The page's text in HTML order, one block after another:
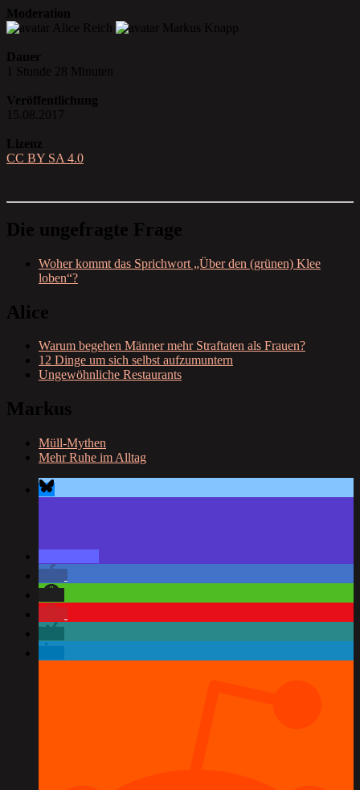
Moderation
Alice Reich
Markus Knapp
Dauer
1 Stunde 28 Minuten
Veröffentlichung
15.08.2017
Lizenz
CC BY SA 4.0
Die ungefragte Frage
Woher kommt das Sprichwort „Über den (grünen) Klee
loben“?
Alice
Warum begehen Männer mehr Straftaten als Frauen?
12 Dinge um sich selbst aufzumuntern
Ungewöhnliche Restaurants
Markus
Müll-Mythen
Mehr Ruhe im Alltag